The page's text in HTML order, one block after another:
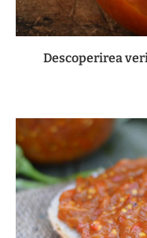
Descoperirea